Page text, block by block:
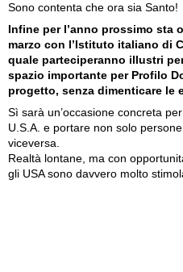
Sono contenta che ora sia Santo!
Infine per l’anno prossimo sta
marzo con l’Istituto italiano di
quale parteciperanno illustri
spazio importante per Profilo
progetto, senza dimenticare le
Sì sarà un’occasione concreta
U.S.A. e portare non solo
viceversa.
Realtà lontane, ma con
gli USA sono davvero molto